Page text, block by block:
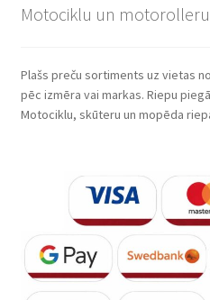
Motociklu un
Plašs preču sortiments uz vietas
pēc izmēra vai markas. Riepu
Motociklu, skūteru un mopēda